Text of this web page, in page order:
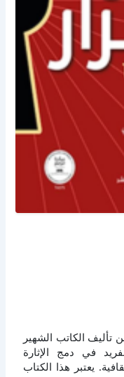
الكاتب الشهير
في دمج الإثارة
يعتبر هذا الكتاب